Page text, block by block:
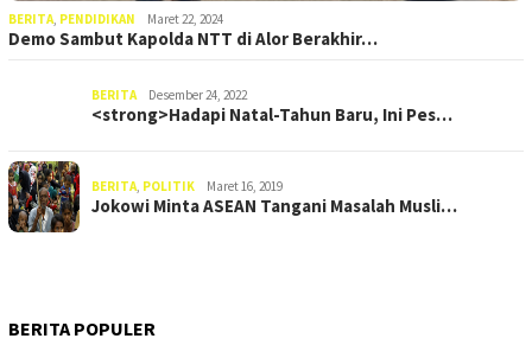
BERITA PENDIDIKAN Maret 22, 2024
Demo Sambut Kapolda NTT di Alor Berakhir…
BERITA Desember 24, 2022
<strong>Hadapi Natal-Tahun Baru, Ini Pes…
BERITA POLITIK Maret 16, 2019
Jokowi Minta ASEAN Tangani Masalah Musli…
BERITA POPULER